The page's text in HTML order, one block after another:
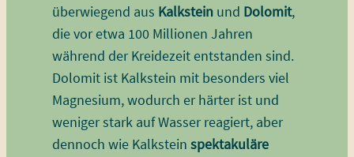
überwiegend aus Kalksteinund Dolomit,
die vor etwa 100 Millionen Jahren
während der Kreidezeit entstanden sind.
Dolomit ist Kalkstein mit besonders viel
Magnesium, wodurch er härter ist und
weniger stark auf Wasser reagiert, aber
dennoch wie Kalkstein spektakuläre